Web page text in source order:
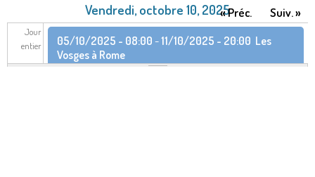
Vendredi, octobre 10, 2025« Préc. Suiv. »
Jour
entier
05/10/2025 - 08:00 -11/10/2025 - 20:00 Les
Vosges à Rome